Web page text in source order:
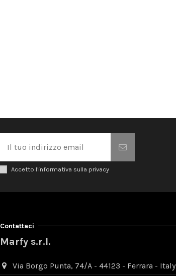
Accetto l'informativa sulla privacy
Contattaci
Marfy s.r.l.
Via Borgo Punta, 74/A - 44123 - Ferrara - Italy